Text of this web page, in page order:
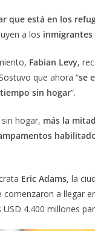
que está en los
a los inmigrantes
Fabian Levy,
que ahora “se
sin hogar”.
hogar, más la
Eric Adams, la
a llegar
4.400 millones